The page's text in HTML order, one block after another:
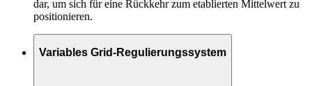
dar, um sich für eine Rückkehr zum etablierten Mittelwert zu
positionieren.
Variables Grid-Regulierungssystem